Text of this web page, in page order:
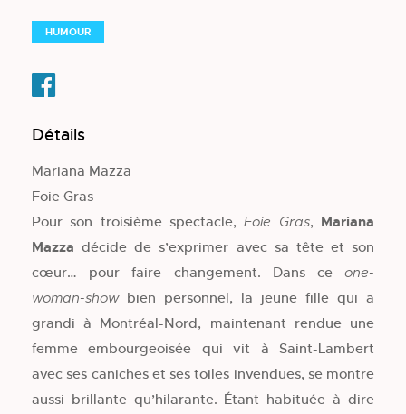
HUMOUR
Détails
Mariana Mazza
Foie Gras
Pour son troisième spectacle,Foie Gras, Mariana
Mazza décide de s’exprimer avec sa tête et son
cœur… pour faire changement. Dans ce one-
woman-showbien personnel, la jeune fille qui a
grandi à Montréal-Nord, maintenant rendue une
femme embourgeoisée qui vit à Saint-Lambert
avec ses caniches et ses toiles invendues, se montre
aussi brillante qu’hilarante. Étant habituée à dire